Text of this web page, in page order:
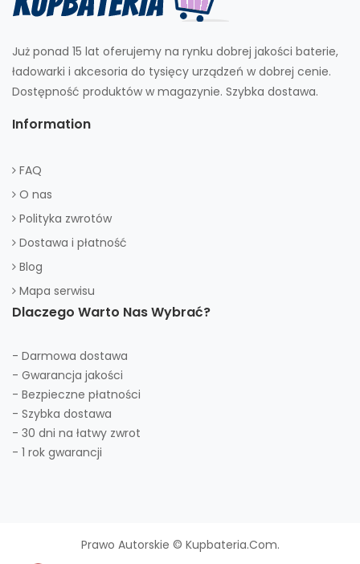
Już ponad 15 lat oferujemy na rynku dobrej jakości baterie,
ładowarki i akcesoria do tysięcy urządzeń w dobrej cenie.
Dostępność produktów w magazynie. Szybka dostawa.
Information
FAQ
O nas
Polityka zwrotów
Dostawa i płatność
Blog
Mapa serwisu
Dlaczego Warto Nas Wybrać?
- Darmowa dostawa
- Gwarancja jakości
- Bezpieczne płatności
- Szybka dostawa
- 30 dni na łatwy zwrot
- 1 rok gwarancji
Prawo Autorskie © Kupbateria.com.